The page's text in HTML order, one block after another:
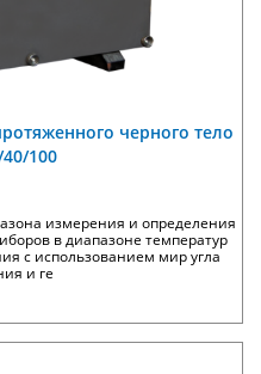
черного тело
100
измерения и определения
в диапазоне температур
с использованием мир угла
и ге